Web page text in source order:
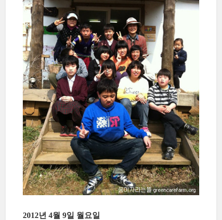
2012년 4월 9일 월요일